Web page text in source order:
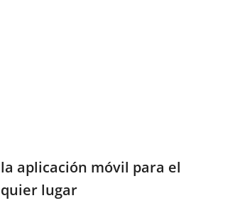
aplicación móvil para el
lugar